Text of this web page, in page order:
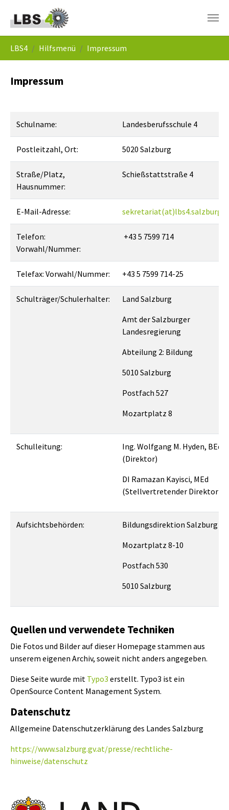
Skip to main navigation
Skip to main content
Skip to page footer
LBS4 Hilfsmenü Impressum
Impressum
Schulname: Landesberufsschule 4
Postleitzahl, Ort: 5020 Salzburg
Straße/Platz,
Hausnummer:
Schießstattstraße 4
E-Mail-Adresse:
Telefon:
Vorwahl/Nummer:
+43 5 7599 714
Telefax: Vorwahl/Nummer: +43 5 7599 714-25
Schulträger/Schulerhalter:
Land Salzburg
Amt der Salzburger
Landesregierung
Abteilung 2: Bildung
5010 Salzburg
Postfach 527
Mozartplatz 8
Schulleitung:
Ing. Wolfgang M. Hyden, BEd.
(Direktor)
DI Ramazan Kayisci, MEd
(Stellvertretender Direktor)
Aufsichtsbehörden:
Bildungsdirektion Salzburg
Mozartplatz 8-10
Postfach 530
5010 Salzburg
Quellen und verwendete Techniken
Die Fotos und Bilder auf dieser Homepage stammen aus
unserem eigenen Archiv, soweit nicht anders angegeben.
Diese Seite wurde mit Typo3 erstellt. Typo3 ist ein
OpenSource Content Management System.
Datenschutz
Allgemeine Datenschutzerklärung des Landes Salzburg
https://www.salzburg.gv.at/presse/rechtliche-
hinweise/datenschutz